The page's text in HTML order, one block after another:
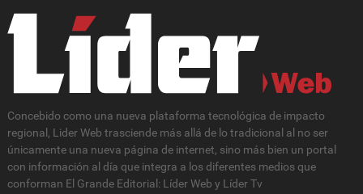
Concebido como una nueva plataforma tecnológica de impacto
regional, Lider Web trasciende más allá de lo tradicional al no ser
únicamente una nueva página de internet, sino más bien un portal
con información al día que integra a los diferentes medios que
conforman El Grande Editorial: Líder Web y Líder Tv